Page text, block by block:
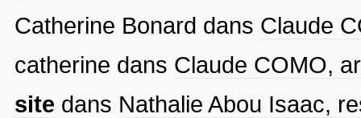
Catherine Bonard dans Claude
catherine dans Claude COMO,
site dans Nathalie Abou Isaac,